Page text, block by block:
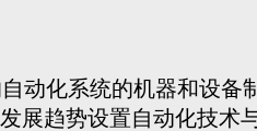
动化系统的机器和设备
展趋势设置自动化技术